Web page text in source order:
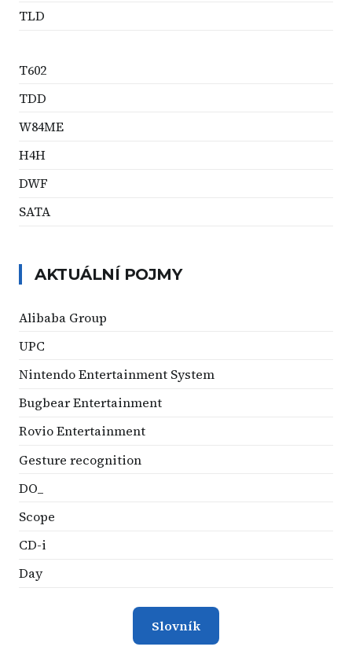
TLD
T602
TDD
W84ME
H4H
DWF
SATA
AKTUÁLNÍ POJMY
Alibaba Group
UPC
Nintendo Entertainment System
Bugbear Entertainment
Rovio Entertainment
Gesture recognition
DO_
Scope
CD-i
Day
Slovník